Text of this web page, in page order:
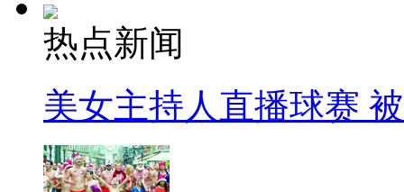
热点新闻
美女主持人直播球赛